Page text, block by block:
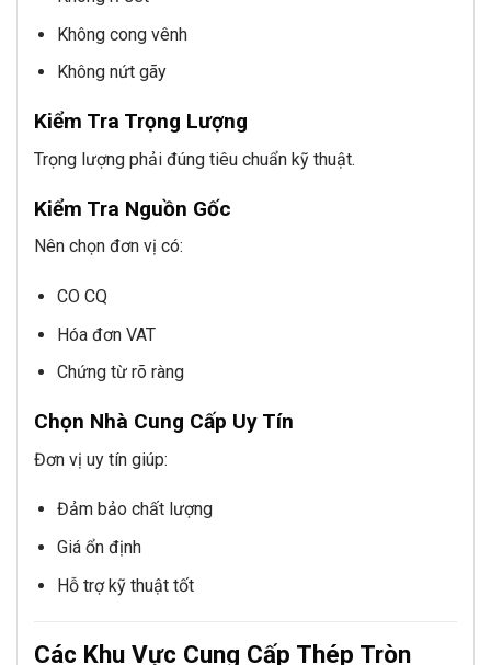
Không cong vênh
Không nứt gãy
Kiểm Tra Trọng Lượng
Trọng lượng phải đúng tiêu chuẩn kỹ thuật.
Kiểm Tra Nguồn Gốc
Nên chọn đơn vị có:
CO CQ
Hóa đơn VAT
Chứng từ rõ ràng
Chọn Nhà Cung Cấp Uy Tín
Đơn vị uy tín giúp:
Đảm bảo chất lượng
Giá ổn định
Hỗ trợ kỹ thuật tốt
Các Khu Vực Cung Cấp Thép Tròn